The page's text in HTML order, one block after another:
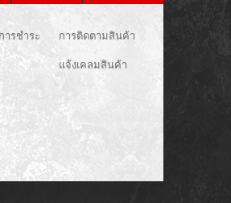
ารชำระ
การติดตามสินค้า
แจ้งเคลมสินค้า